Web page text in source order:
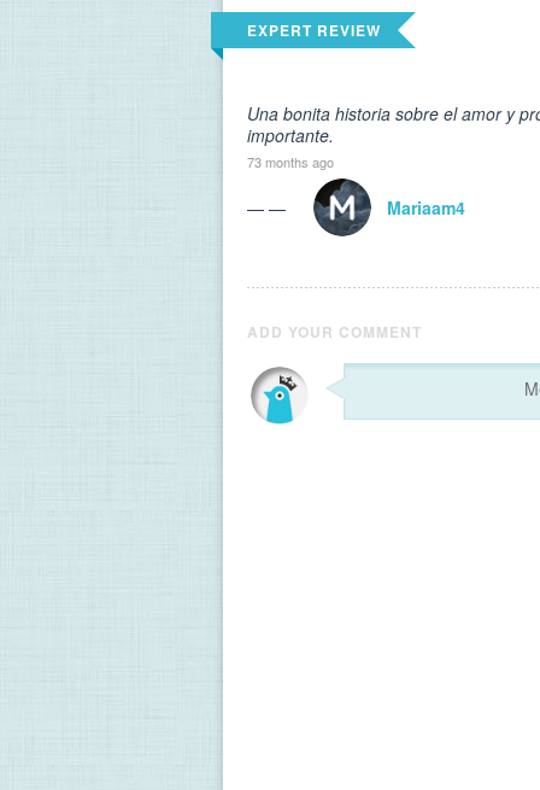
EXPERT REVIEW
Una bonita historia sobre el amor y
importante.
73 months ago
— — Mariaam4
ADD YOUR COMMENT